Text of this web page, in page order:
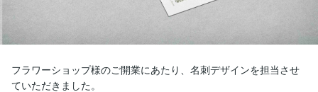
フラワーショップ様のご開業にあたり、名刺デザインを担当させ
ていただきました。